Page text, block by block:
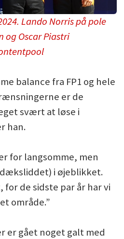
Lando Norris på pole
og Oscar Piastri
balance fra FP1 og hele
er de
svært at løse i
han.
for langsomme, men
i øjeblikket.
de sidste par år har vi
område.”
er gået noget galt med